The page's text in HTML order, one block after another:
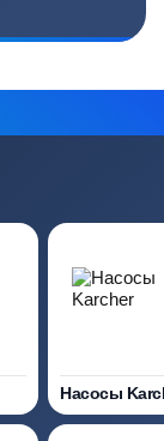
Насосы